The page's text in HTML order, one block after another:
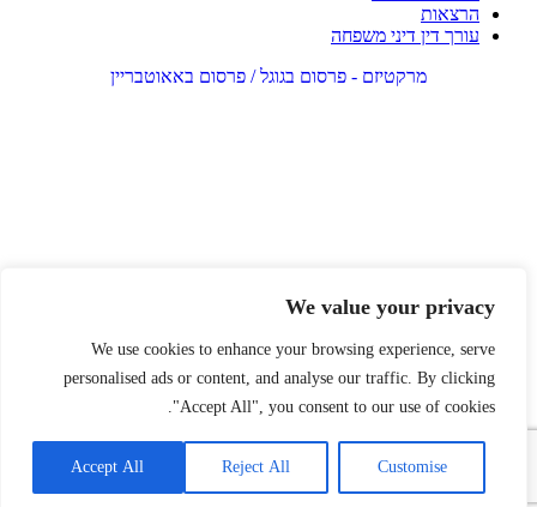
We value your privacy
We use cookies to enhance your browsing experience, serve
personalised ads or content, and analyse our traffic. By clicking
"Accept All", you consent to our use of cookies.
Customise
Reject All
Accept All
הרצאות
עורך דין דיני משפחה
מרקטיזם - פרסום בגוגל / פרסום באאוטבריין